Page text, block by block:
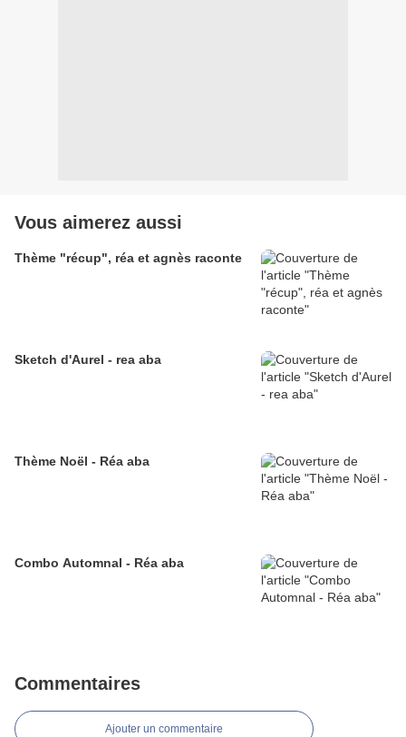
Vous aimerez aussi
Thème "récup", réa et agnès raconte
Sketch d'Aurel - rea aba
Thème Noël - Réa aba
Combo Automnal - Réa aba
Commentaires
Ajouter un commentaire